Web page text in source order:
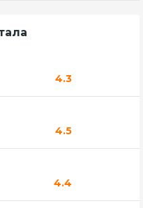
4.3
4.5
4.4